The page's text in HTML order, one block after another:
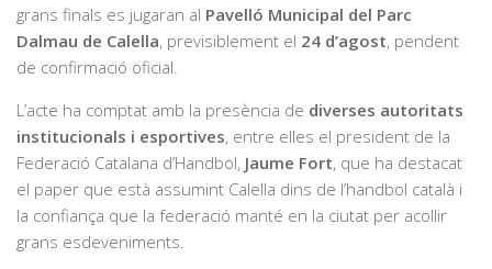
grans finals es jugaran al Pavelló Municipal del Parc
Dalmau de Calella, previsiblement el 24 d’agost, pendent
de confirmació oficial.
L’acte ha comptat amb la presència de diverses autoritats
institucionals i esportives, entre elles el president de la
Federació Catalana d’Handbol, Jaume Fort, que ha destacat
el paper que està assumint Calella dins de l’handbol català i
la confiança que la federació manté en la ciutat per acollir
grans esdeveniments.